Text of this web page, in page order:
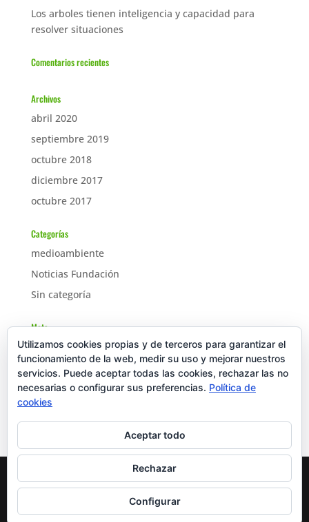
Los arboles tienen inteligencia y capacidad para
resolver situaciones
Comentarios recientes
Archivos
abril 2020
septiembre 2019
octubre 2018
diciembre 2017
octubre 2017
Categorías
medioambiente
Noticias Fundación
Sin categoría
Meta
Acceder
Feed de entradas
Feed de comentarios
WordPress.org
Elegant Themes| Desarrollado por
WordPress
Utilizamos cookies propias y de terceros para garantizar el
funcionamiento de la web, medir su uso y mejorar nuestros
servicios. Puede aceptar todas las cookies, rechazar las no
necesarias o configurar sus preferencias. Política de
cookies
Aceptar todo
Rechazar
Configurar